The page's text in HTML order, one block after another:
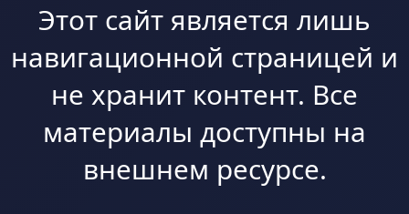
Этот сайт является лишь
навигационной страницей и
не хранит контент. Все
материалы доступны на
внешнем ресурсе.